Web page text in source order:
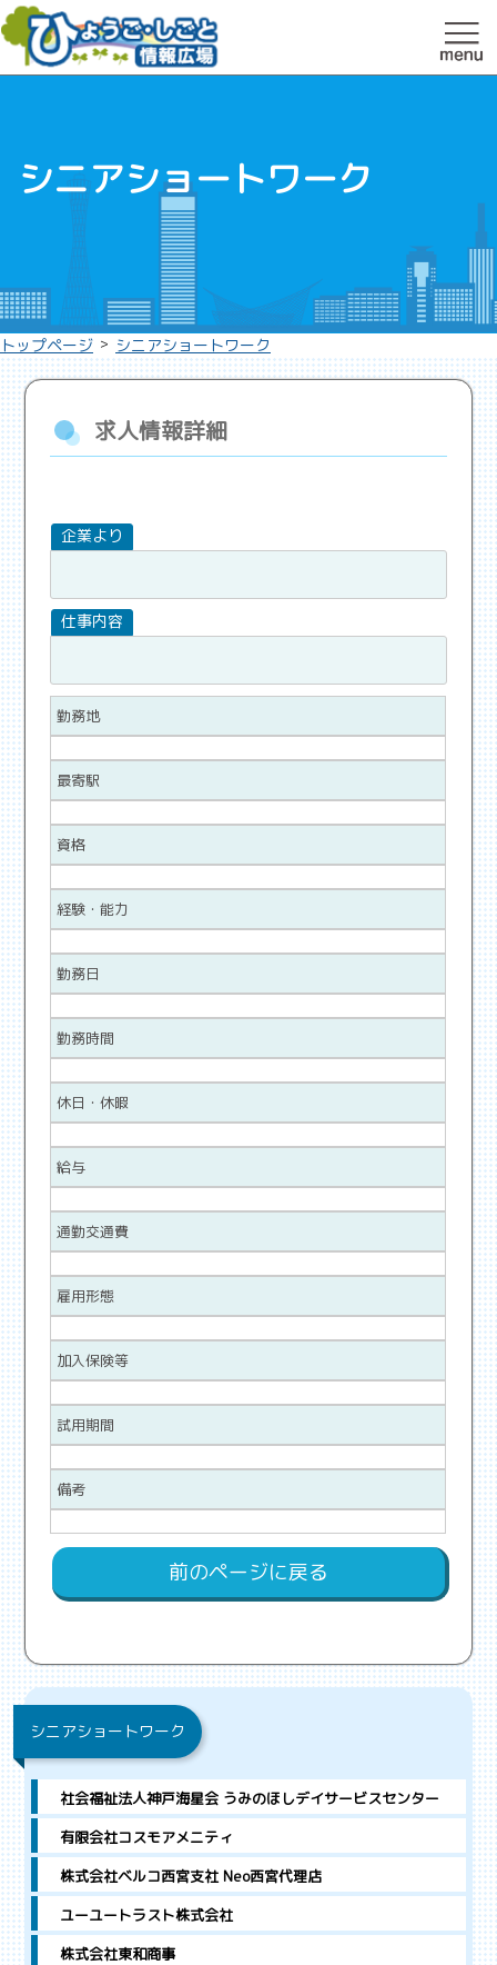
シニアショートワーク
トップページ > シニアショートワーク
求人情報詳細
勤務地
最寄駅
資格
経験・能力
勤務日
勤務時間
休日・休暇
給与
通勤交通費
雇用形態
加入保険等
試用期間
備考
前のページに戻る
シニアショートワーク
社会福祉法人神戸海星会 うみのほしデイサービスセンター
有限会社コスモアメニティ
株式会社ベルコ西宮支社 Neo西宮代理店
ユーユートラスト株式会社
株式会社東和商事